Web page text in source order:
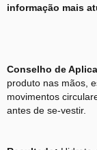
informação mais
Conselho de
produto nas mãos,
movimentos
antes de se-vestir.